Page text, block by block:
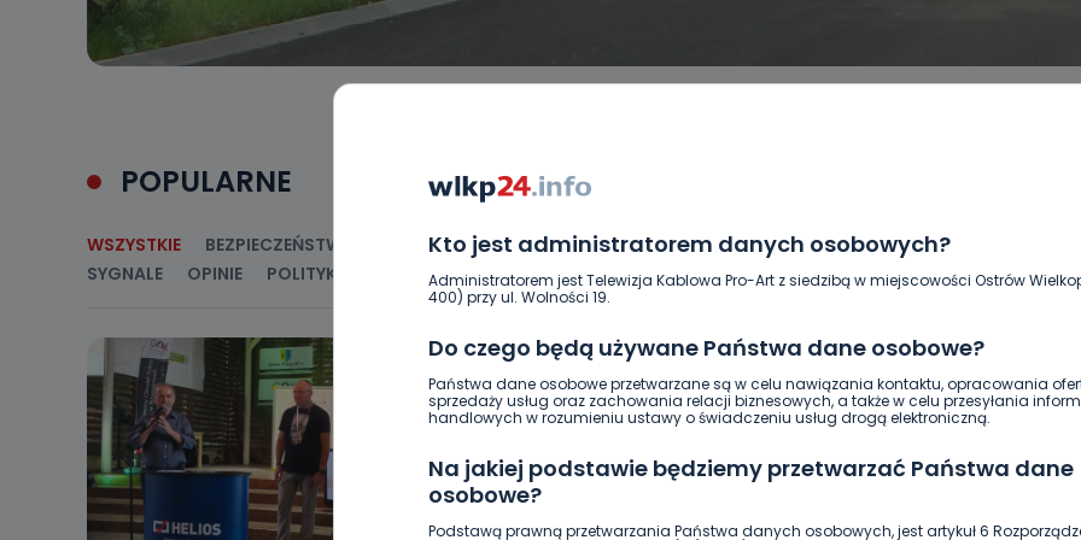
Kto jest administratorem danych osobowych?
Administratorem jest Telewizja Kablowa Pro-Art z siedzibą w miejscowości Ostrów
400) przy ul. Wolności 19.
Do czego będą używane Państwa dane osobowe?
Państwa dane osobowe przetwarzane są w celu nawiązania kontaktu, opracowania
sprzedaży usług oraz zachowania relacji biznesowych, a także w celu przesyłania
handlowych w rozumieniu ustawy o świadczeniu usług drogą elektroniczną.
Na jakiej podstawie będziemy przetwarzać Państwa dane
osobowe?
Podstawą prawną przetwarzania Państwa danych osobowych, jest artykuł 6
POPULARNE
WSZYSTKIE BEZPIECZEŃSTWO CIEKAWOSTKI EDUKACJA GOSPODARKA I FINANSE HISTORIA
SYGNALE
OPINIE POLITYKA RELIGIA SAMORZĄD ŚRODOWISKO WASZE INFO WSZYSTKICH ŚWIĘTYCH